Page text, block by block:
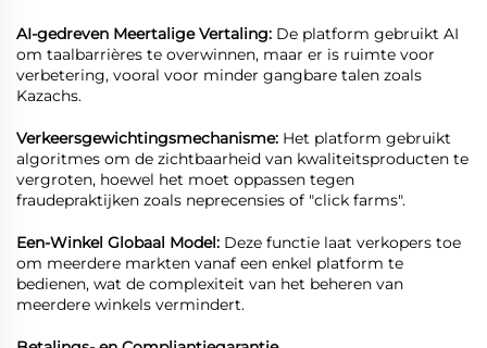
AI-gedreven Meertalige Vertaling: De platform gebruikt AI
om taalbarrières te overwinnen, maar er is ruimte voor
verbetering, vooral voor minder gangbare talen zoals
Kazachs.
Verkeersgewichtingsmechanisme: Het platform gebruikt
algoritmes om de zichtbaarheid van kwaliteitsproducten te
vergroten, hoewel het moet oppassen tegen
fraudepraktijken zoals neprecensies of "click farms".
Een-Winkel Globaal Model: Deze functie laat verkopers toe
om meerdere markten vanaf een enkel platform te
bedienen, wat de complexiteit van het beheren van
meerdere winkels vermindert.